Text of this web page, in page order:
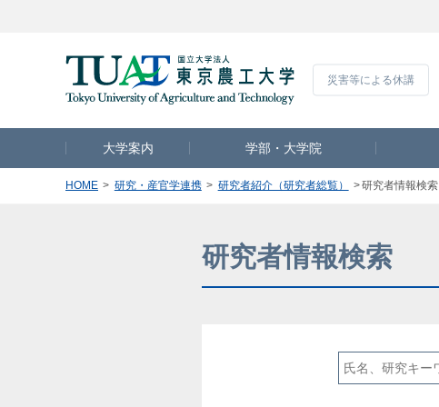
災害等による休講
大学案内 学部・大学院
HOME 研究・産官学連携 研究者紹介（研究者総覧） 研究者情報検索
研究者情報検索